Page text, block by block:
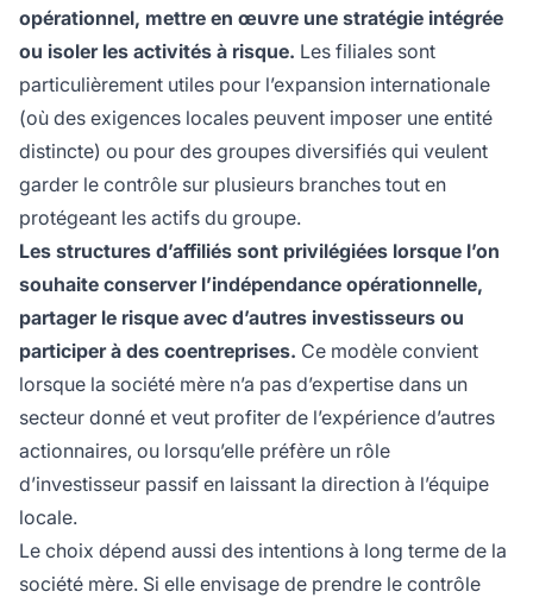
opérationnel, mettre en œuvre une stratégie intégrée
ou isoler les activités à risque. Les filiales sont
particulièrement utiles pour l’expansion internationale
(où des exigences locales peuvent imposer une entité
distincte) ou pour des groupes diversifiés qui veulent
garder le contrôle sur plusieurs branches tout en
protégeant les actifs du groupe.
Les structures d’affiliés sont privilégiées lorsque l’on
souhaite conserver l’indépendance opérationnelle,
partager le risque avec d’autres investisseurs ou
participer à des coentreprises. Ce modèle convient
lorsque la société mère n’a pas d’expertise dans un
secteur donné et veut profiter de l’expérience d’autres
actionnaires, ou lorsqu’elle préfère un rôle
d’investisseur passif en laissant la direction à l’équipe
locale.
Le choix dépend aussi des intentions à long terme de la
société mère. Si elle envisage de prendre le contrôle